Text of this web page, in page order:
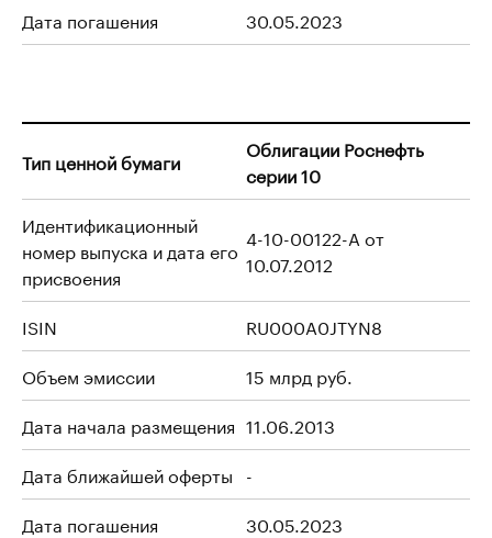
Дата погашения
30.05.2023
Тип ценной бумаги
Облигации Роснефть
серии 10
Идентификационный
номер выпуска и дата его
присвоения
4-10-00122-A от
10.07.2012
ISIN
RU000A0JTYN8
Объем эмиссии
15 млрд руб.
Дата начала размещения 11.06.2013
Дата ближайшей оферты -
Дата погашения
30.05.2023